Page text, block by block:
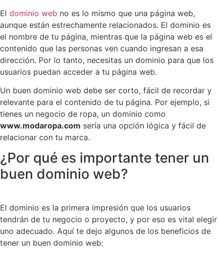
El dominio web no es lo mismo que una página web,
aunque están estrechamente relacionados. El dominio es
el nombre de tu página, mientras que la página web es el
contenido que las personas ven cuando ingresan a esa
dirección. Por lo tanto, necesitas un dominio para que los
usuarios puedan acceder a tu página web.
Un buen dominio web debe ser corto, fácil de recordar y
relevante para el contenido de tu página. Por ejemplo, si
tienes un negocio de ropa, un dominio como
www.modaropa.com sería una opción lógica y fácil de
relacionar con tu marca.
¿Por qué es importante tener un
buen dominio web?
El dominio es la primera impresión que los usuarios
tendrán de tu negocio o proyecto, y por eso es vital elegir
uno adecuado. Aquí te dejo algunos de los beneficios de
tener un buen dominio web: